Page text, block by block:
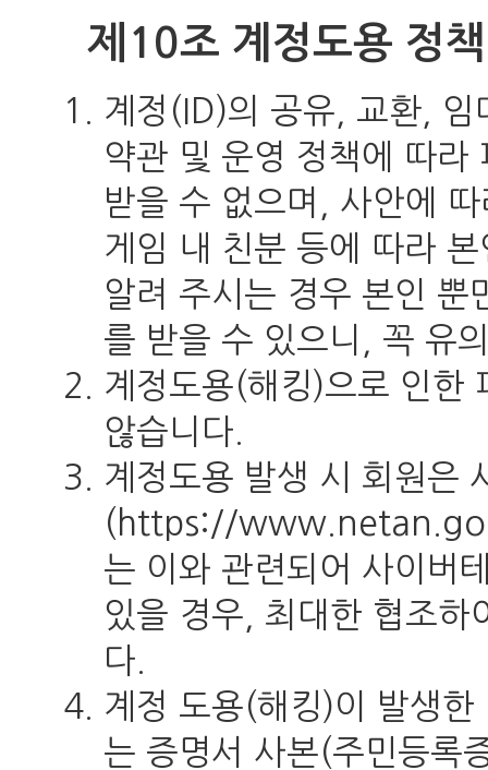
제10조 계정도용 정책
계정(ID)의 공유, 교환, 임
약관 및 운영 정책에 따라
받을 수 없으며, 사안에
게임 내 친분 등에 따라
알려 주시는 경우 본인 뿐
를 받을 수 있으니, 꼭 유
계정도용(해킹)으로 인한
않습니다.
계정도용 발생 시 회원은
(https://
는 이와 관련되어 사이버
있을 경우, 최대한 협조하
다.
계정 도용(해킹)이 발생
는 증명서 사본(주민등록